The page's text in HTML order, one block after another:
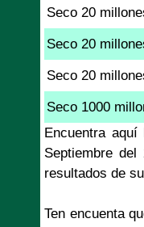
Seco 20
Seco 20
Seco 20
Seco 1000
Encuentra aquí
Septiembre
resultados de
Ten encuenta